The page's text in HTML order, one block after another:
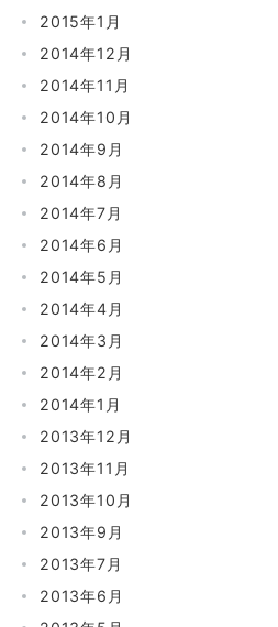
2015年1月
2014年12月
2014年11月
2014年10月
2014年9月
2014年8月
2014年7月
2014年6月
2014年5月
2014年4月
2014年3月
2014年2月
2014年1月
2013年12月
2013年11月
2013年10月
2013年9月
2013年7月
2013年6月